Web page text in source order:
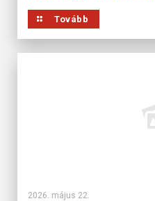
Tovább
2026. május 22.